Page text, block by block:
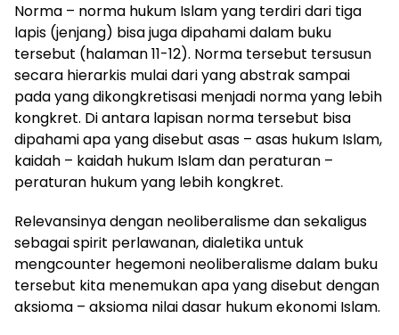
Norma – norma hukum Islam yang terdiri dari tiga
lapis (jenjang) bisa juga dipahami dalam buku
tersebut (halaman 11-12). Norma tersebut tersusun
secara hierarkis mulai dari yang abstrak sampai
pada yang dikongkretisasi menjadi norma yang lebih
kongkret. Di antara lapisan norma tersebut bisa
dipahami apa yang disebut asas – asas hukum Islam,
kaidah – kaidah hukum Islam dan peraturan –
peraturan hukum yang lebih kongkret.
Relevansinya dengan neoliberalisme dan sekaligus
sebagai spirit perlawanan, dialetika untuk
mengcounter hegemoni neoliberalisme dalam buku
tersebut kita menemukan apa yang disebut dengan
aksioma – aksioma nilai dasar hukum ekonomi Islam.